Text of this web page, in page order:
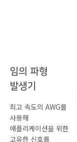
임의 파형
발생기
최고 속도의 AWG를
사용해
애플리케이션을 위한
고유한 신호를